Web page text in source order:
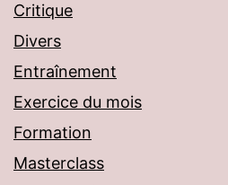
Critique
Divers
Entraînement
Exercice du mois
Formation
Masterclass